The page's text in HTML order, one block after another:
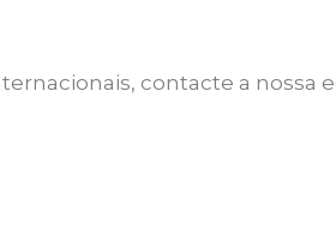
contacte a nossa